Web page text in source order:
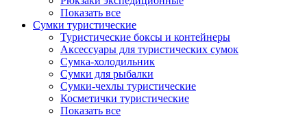
Показать все
Сумки туристические
Туристические боксы и контейнеры
Аксессуары для туристических сумок
Сумка-холодильник
Сумки для рыбалки
Сумки-чехлы туристические
Косметички туристические
Показать все